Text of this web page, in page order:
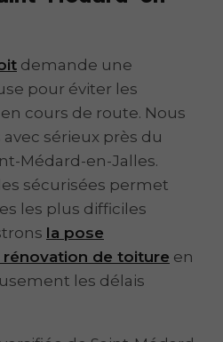
demande une
pour éviter les
cours de route. Nous
sérieux près du
Médard-en-Jalles.
sécurisées permet
les plus difficiles
la pose
de toiture en
les délais